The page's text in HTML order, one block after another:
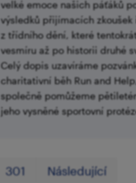
velké emoce našich páťáků
výsledků přijímacích
z třídního dění, které
vesmíru až po historii druhé
Celý dopis uzavíráme
charitativní běh Run and
společně pomůžeme
jeho vysněné sportovní
301 Následující